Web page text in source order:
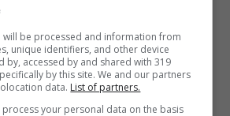
ufficiale. La VR46 ha
moto ufficialee il posto nel
a partire dal 2025.
cheil team di Valentino
will be processed and information from
unique identifiers, and other device
by, accessed by and shared with 319
by this site. We and our partners
data. List of partners.
process your personal data on the basis